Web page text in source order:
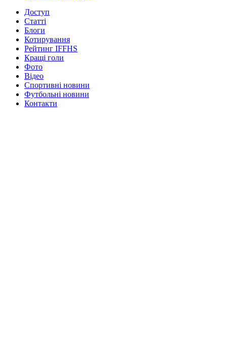
Доступ
Статті
Блоги
Котирування
Рейтинг IFFHS
Кращі голи
Фото
Відео
Спортивні новини
Футбольні новини
Контакти